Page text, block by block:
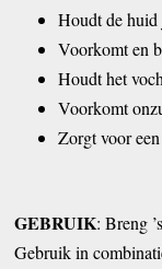
Houdt de huid
Voorkomt en
Houdt het
Voorkomt
Zorgt voor
GEBRUIK: Breng
Gebruik in